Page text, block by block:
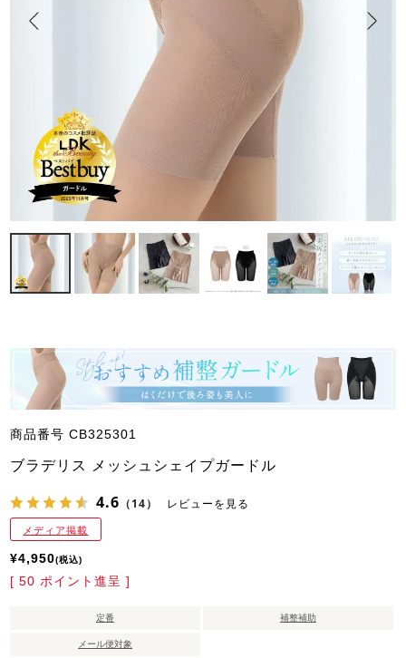
商品番号 CB325301
ブラデリス メッシュシェイプガードル
4.6 （14） レビューを見る
メディア掲載
¥4,950 税込
[ 50 ポイント進呈 ]
定番 補整補助
メール便対象